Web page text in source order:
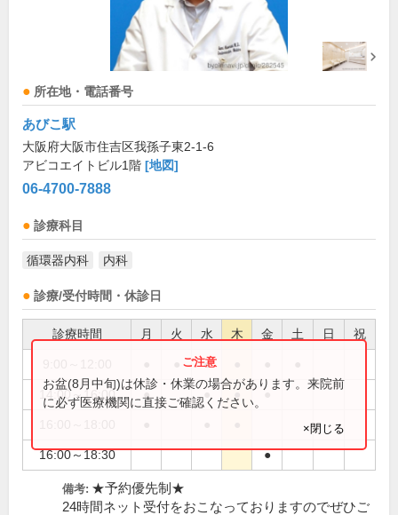
所在地・電話番号
あびこ駅
大阪府大阪市住吉区我孫子東2-1-6
アビコエイトビル1階 [地図]
06-4700-7888
診療科目
循環器内科 内科
診療/受付時間・休診日
診療時間 月 火 水 木 金 土 日 祝
●
14:00～16:00 ● ● ● ●
16:00～18:30 ●
お盆(8月中旬)は休診・休業の場合があります。来院前
に必ず医療機関に直接ご確認ください。
×閉じる
備考: ★予約優先制★
24時間ネット受付をおこなっておりますのでぜひご